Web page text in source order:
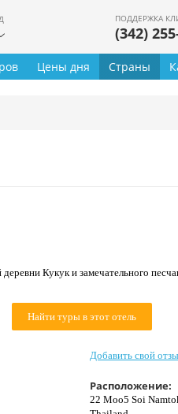
ПОДДЕРЖКА
(342)
Цены дня Страны
Кукук и замечательного
Найти туры в этот отель
Добавить свой
Расположение:
22 Moo5 Soi